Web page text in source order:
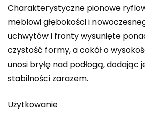
Charakterystyczne pionowe
meblowi głębokości i
uchwytów i fronty wysunięte
czystość formy, a cokół o
unosi bryłę nad podłogą, dodając
stabilności zarazem.
Użytkowanie